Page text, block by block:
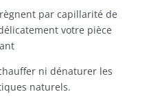
par capillarité de
votre pièce
ni dénaturer les
naturels.